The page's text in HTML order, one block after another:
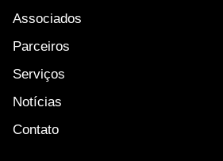
Associados
Parceiros
Serviços
Notícias
Contato